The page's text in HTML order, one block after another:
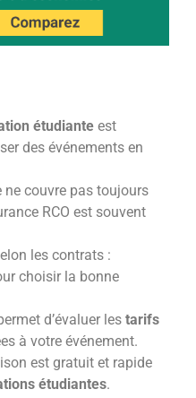
étudiante est
des événements en
couvre pas toujours
RCO est souvent
les contrats :
choisir la bonne
d’évaluer les tarifs
à votre événement.
est gratuit et rapide
étudiantes.